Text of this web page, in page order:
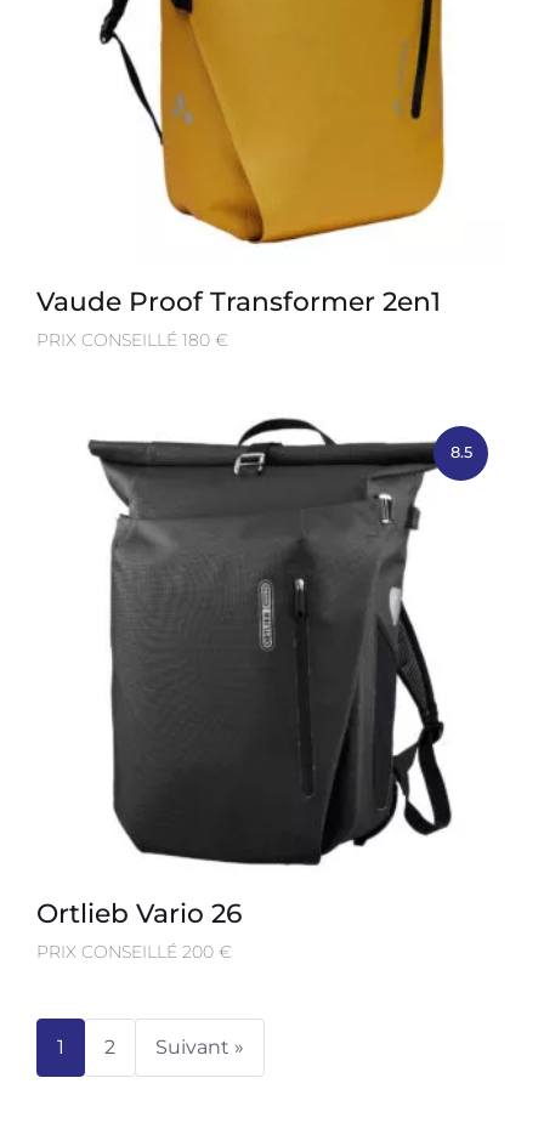
Vaude Proof Transformer 2en1
PRIX CONSEILLÉ 180 €
8.5
Ortlieb Vario 26
PRIX CONSEILLÉ 200 €
1 2 Suivant »